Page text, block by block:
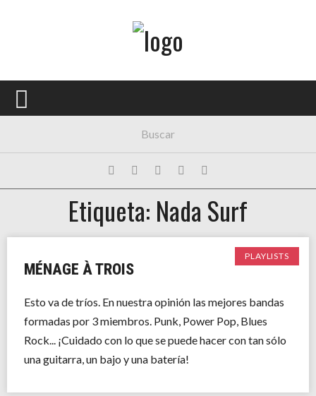
PORTADA
FESTIVALES
EXPOSICIONES
HISTORIAS
Etiqueta: Nada Surf
PLAYLISTS
MÉNAGE À TROIS
Esto va de tríos. En nuestra opinión las mejores bandas
formadas por 3 miembros. Punk, Power Pop, Blues
Rock... ¡Cuidado con lo que se puede hacer con tan sólo
una guitarra, un bajo y una batería!